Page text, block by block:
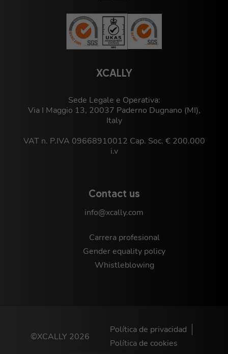
XCALLY
Sede Legale e Operativa:
Via I Maggio 13, 20037 Paderno Dugnano (MI),
Italy
VAT n. P.IVA 09668910012 Cap. Soc. € 200.000
i.v
Contact us
info@xcally.com
Carrera profesional
Gender equality policy
Whistleblowing
©XCALLY 2026
Política de privacidad
Política de cookies